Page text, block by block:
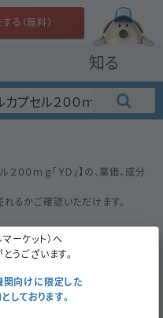
知る
る（無料）
００ｍｇ「ＹＤ」 】の、薬価、成分
れるかご確認いただけます。
２００ｍｇ「Ｙ
ーケット）へ
うございます。
関向けに限定した
しております。